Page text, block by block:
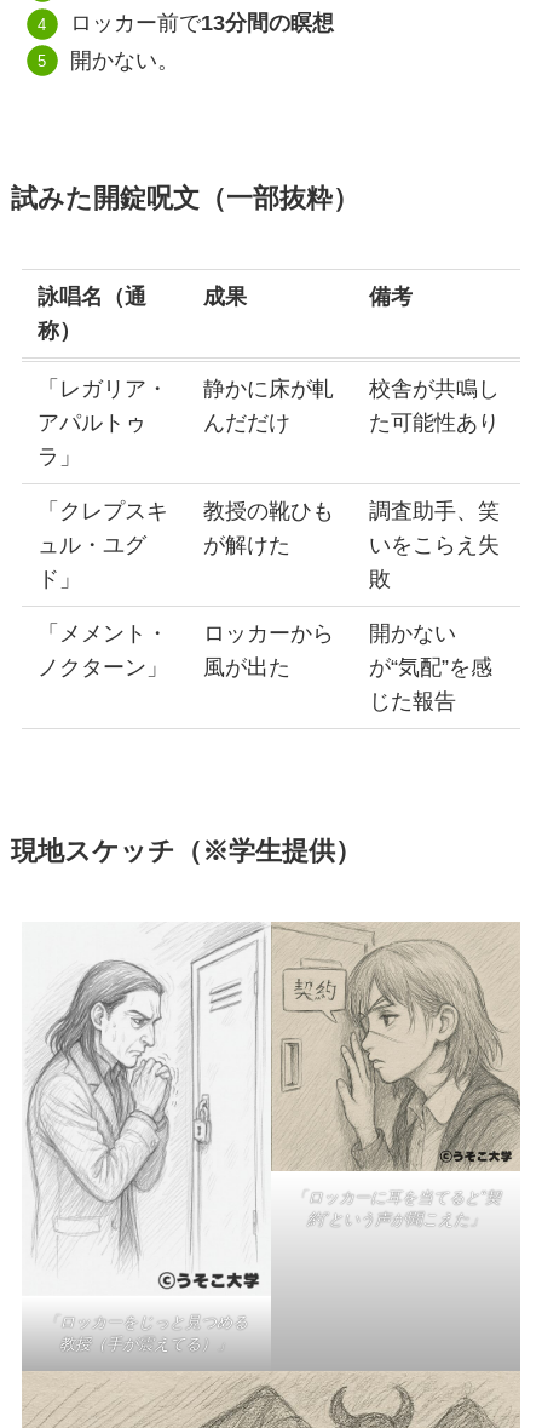
ロッカー前で13分間の瞑想
開かない。
試みた開錠呪文（一部抜粋）
詠唱名（通
称）
成果 備考
「レガリア・
アパルトゥ
ラ」
静かに床が軋
んだだけ
校舎が共鳴し
た可能性あり
「クレプスキ
ュル・ユグ
ド」
教授の靴ひも
が解けた
調査助手、笑
いをこらえ失
敗
「メメント・
ノクターン」
ロッカーから
風が出た
開かない
が“気配”を感
じた報告
現地スケッチ（※学生提供）
「ロッカーをじっと見つめる
教授（手が震えてる）」
「ロッカーに耳を当てると“契
約”という声が聞こえた」